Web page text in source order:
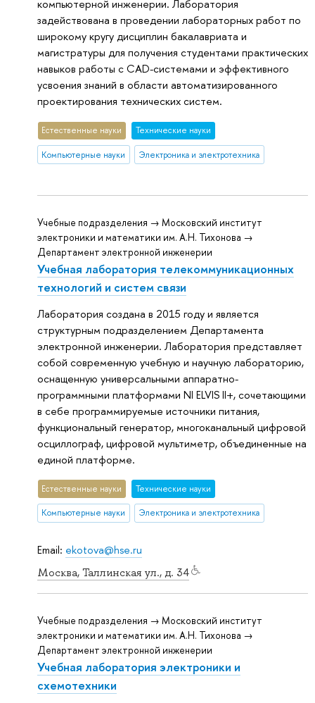
компьютерной инженерии. Лаборатория
задействована в проведении лабораторных работ по
широкому кругу дисциплин бакалавриата и
магистратуры для получения студентами практических
навыков работы с CAD-системами и эффективного
усвоения знаний в области автоматизированного
проектирования технических систем.
Естественные науки Тех­ничес­кие науки
Компьютерные науки Электроника и электротехника
Email: ekotova@hse.ru
Москва, Таллинская ул., д. 34
Учебные подразделения → Московский институт
электроники и математики им. А.Н. Тихонова →
Департамент электронной инженерии
Учебная лаборатория телекоммуникационных
технологий и систем связи
Лаборатория создана в 2015 году и является
структурным подразделением Департамента
электронной инженерии. Лаборатория представляет
собой современную учебную и научную лабораторию,
оснащенную универсальными аппаратно-
программными платформами NI ELVIS II+, сочетающими
в себе программируемые источники питания,
функциональный генератор, многоканальный цифровой
осциллограф, цифровой мультиметр, объединенные на
единой платформе.
Естественные науки Тех­ничес­кие науки
Компьютерные науки Электроника и электротехника
Учебные подразделения → Московский институт
электроники и математики им. А.Н. Тихонова →
Департамент электронной инженерии
Учебная лаборатория электроники и
схемотехники